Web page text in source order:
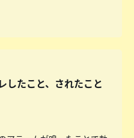
したこと、されたこと